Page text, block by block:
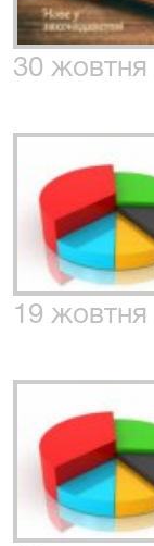
30 жовтня
19 жовтня